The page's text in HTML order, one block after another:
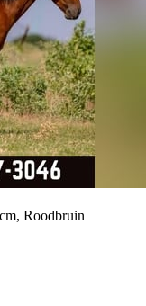
Roodbruin